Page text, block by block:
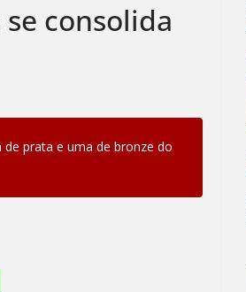
se consolida
prata e uma de bronze do